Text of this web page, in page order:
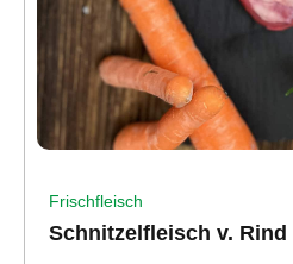
Frischfleisch
Schnitzelfleisch v. Rind